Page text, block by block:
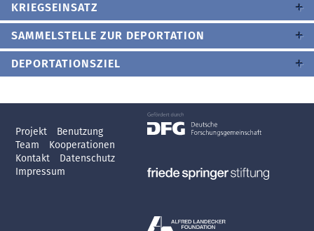
KRIEGSEINSATZ
SAMMELSTELLE ZUR DEPORTATION
DEPORTATIONSZIEL
Projekt
Benutzung
Team
Kooperationen
Kontakt
Datenschutz
Impressum